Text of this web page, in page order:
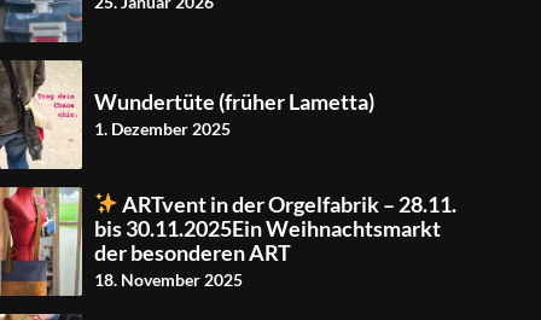
Wundertüte (früher Lametta)
1. Dezember 2025
ARTvent in der Orgelfabrik – 28.11.
bis 30.11.2025Ein Weihnachtsmarkt
der besonderen ART
18. November 2025